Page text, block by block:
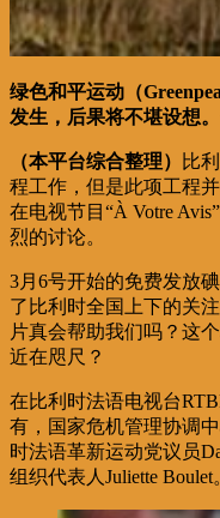
绿色和平运动（
发生，后果将不堪设想
（本平台综合整理）
比
程工作，但是此项工程
在电视节目“À Votre
烈的讨论。
3月6号开始的免费发放
了比利时全国上下的关
片真会帮助我们吗？这
近在咫尺？
在比利时法语电视台
有，国家危机管理协调中
时法语革新运动党议员
组织代表人Juliette Boulet